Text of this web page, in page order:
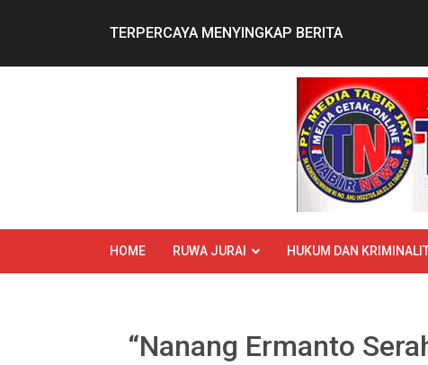
TERPERCAYA MENYINGKAP BERITA
HOME RUWA JURAI HUKUM DAN
“Nanang Ermanto